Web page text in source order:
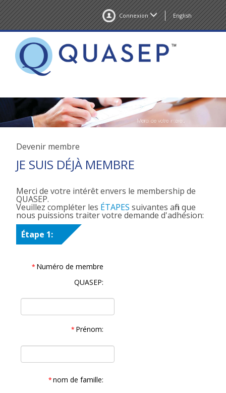
Connexion English
Devenir membre
JE SUIS DÉJÀ MEMBRE
Merci de votre intérêt envers le membership de
QUASEP.
Veuillez compléter les ÉTAPES suivantes afin que
nous puissions traiter votre demande d'adhésion:
Étape 1:
* Numéro de membre
QUASEP:
* Prénom:
* nom de famille: